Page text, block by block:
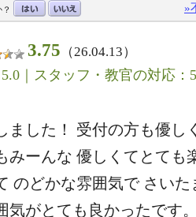
»
3.75 （26.04.13）
｜スタッフ・教官の対応：
ました！ 受付の方も優し
みーんな 優しくてとても
のどかな雰囲気で さい
気がとても良かったです